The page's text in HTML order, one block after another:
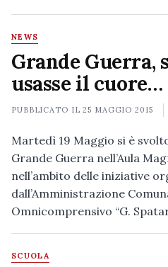
NEWS
Grande Guerra,
usasse il cuore…
PUBBLICATO IL25 MAGGIO 2015
Martedì 19 Maggio si è
Grande Guerra nell’Aula
nell’ambito delle iniziative
dall’Amministrazione
Omnicomprensivo “G.
SCUOLA